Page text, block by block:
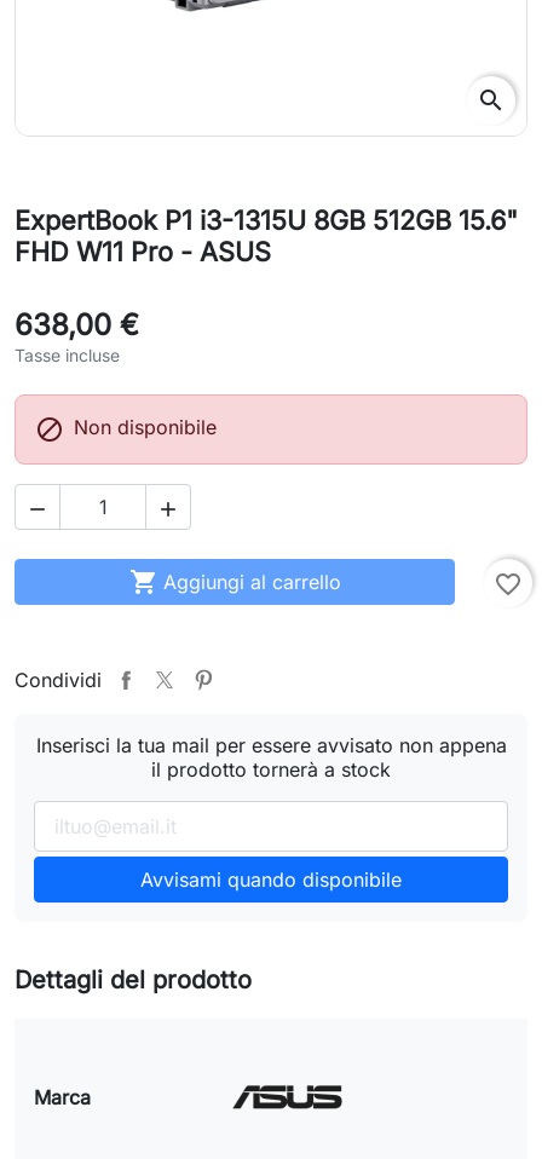
search
ExpertBook P1 i3-1315U 8GB 512GB 15.6"
FHD W11 Pro - ASUS
638,00 €
Tasse incluse
 Non disponibile
 
 Aggiungi al carrello favorite_border
Condividi
Inserisci la tua mail per essere avvisato non appena
il prodotto tornerà a stock
Avvisami quando disponibile
Dettagli del prodotto
Marca